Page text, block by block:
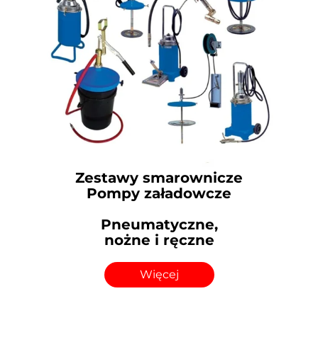
Zestawy smarownicze
Pompy załadowcze
Pneumatyczne,
nożne i ręczne
Więcej